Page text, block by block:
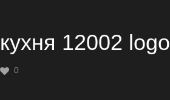
кухня 12002 logo
0